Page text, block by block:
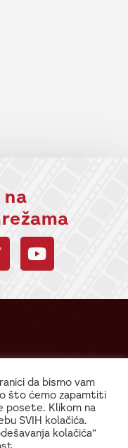
da bismo vam
što ćemo zapamtiti
posete. Klikom na
SVIH kolačića.
kolačića“